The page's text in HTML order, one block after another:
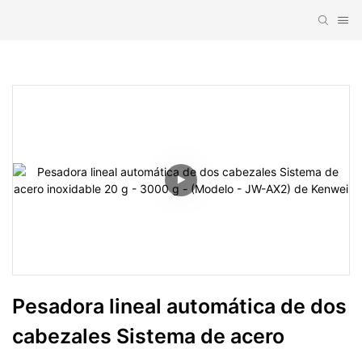
Pesadora lineal automática de dos
cabezales Sistema de acero